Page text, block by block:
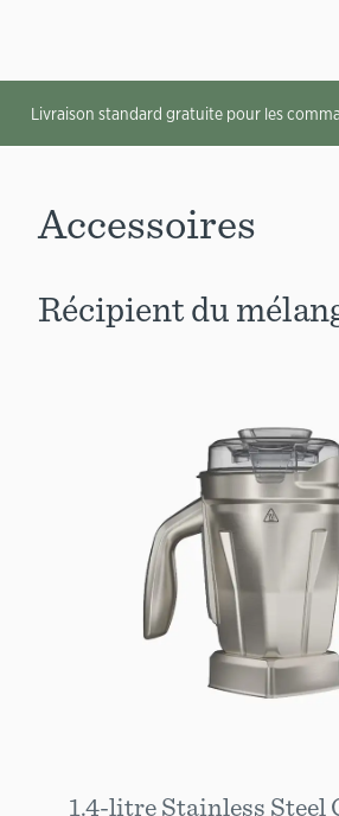
Livraison standard gratuite pour les
Accessoires
Récipient du
1.4-litre Stainless Steel